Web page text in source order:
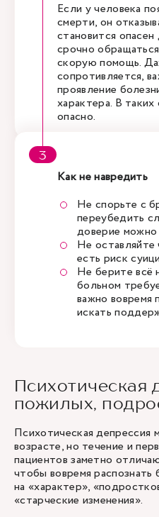
Если у человека
смерти, он
становится
срочно
скорую помощь.
сопротивляется,
проявление
характера. В
опасно.
Как не навредить
Не спорьте с
переубедить
доверие можно
Не оставляйте
есть риск
Не берите всё
больном
важно вовремя
искать
Психотическая
пожилых,
Психотическая депрессия
возрасте, но течение и
пациентов заметно
чтобы вовремя распознать
на «характер»,
«старческие изменения».